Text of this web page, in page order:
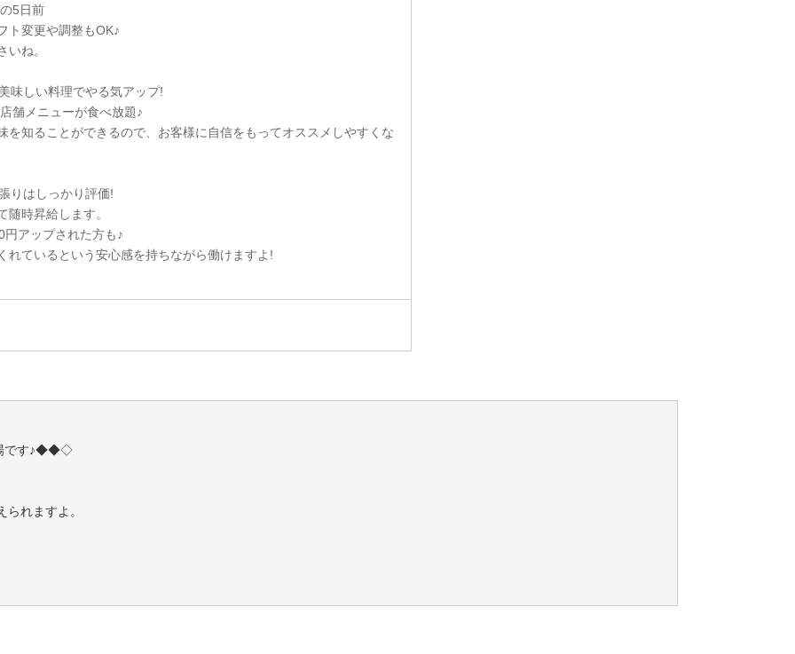
5日前
ト変更や調整もOK♪
いね。
味しい料理でやる気アップ!
舗メニューが食べ放題♪
を知ることができるので、お客様に自信をもってオススメしやすくな
りはしっかり評価!
随時昇給します。
アップされた方も♪
れているという安心感を持ちながら働けますよ!
です♪◆◆◇
れますよ。